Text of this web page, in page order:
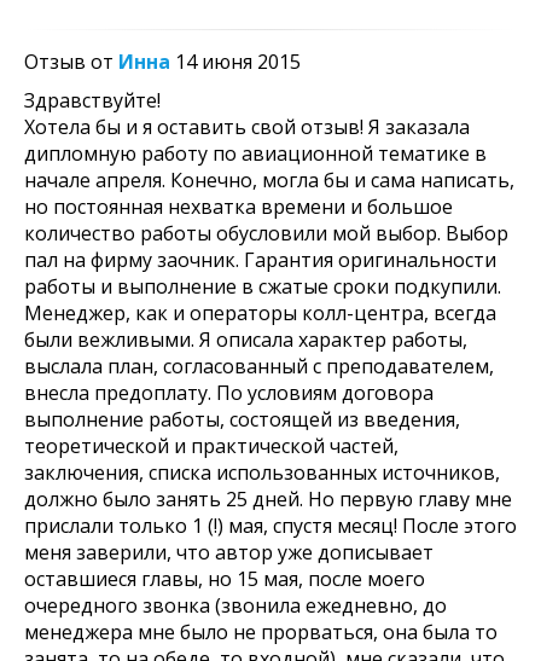
Отзыв от Инна 14 июня 2015
Здравствуйте!
Хотела бы и я оставить свой отзыв! Я заказала
дипломную работу по авиационной тематике в
начале апреля. Конечно, могла бы и сама написать,
но постоянная нехватка времени и большое
количество работы обусловили мой выбор. Выбор
пал на фирму заочник. Гарантия оригинальности
работы и выполнение в сжатые сроки подкупили.
Менеджер, как и операторы колл-центра, всегда
были вежливыми. Я описала характер работы,
выслала план, согласованный с преподавателем,
внесла предоплату. По условиям договора
выполнение работы, состоящей из введения,
теоретической и практической частей,
заключения, списка использованных источников,
должно было занять 25 дней. Но первую главу мне
прислали только 1 (!) мая, спустя месяц! После этого
меня заверили, что автор уже дописывает
оставшиеся главы, но 15 мая, после моего
очередного звонка (звонила ежедневно, до
менеджера мне было не прорваться, она была то